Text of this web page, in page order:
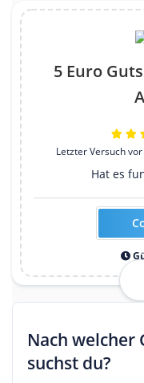
5 Euro
Letzter Versuch
Hat es
Nach welcher
suchst du?